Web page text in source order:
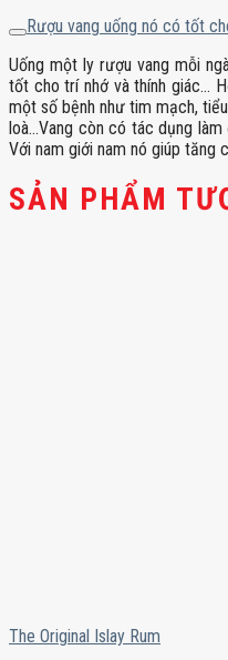
Rượu vang uống nó có tốt
Uống một ly rượu vang mỗi
tốt cho trí nhớ và thính giác…
một số bệnh như tim mạch,
loà…Vang còn có tác dụng
Với nam giới nam nó giúp tăng
SẢN PHẨM
The Original Islay Rum